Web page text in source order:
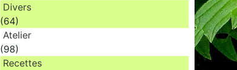
Divers
(64)
Atelier
(98)
Recettes